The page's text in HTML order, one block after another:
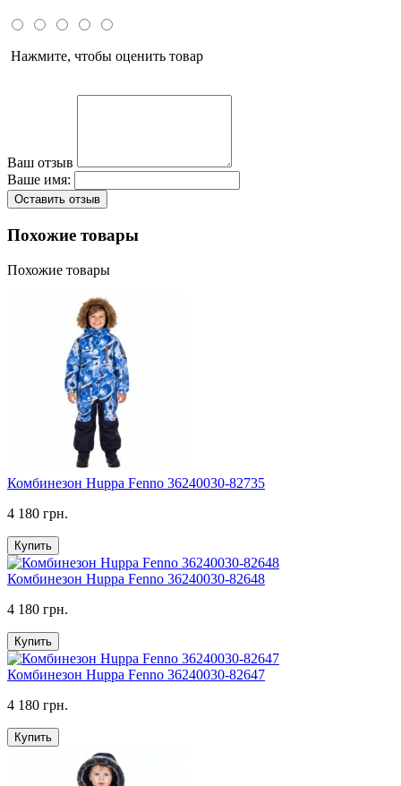
Нажмите, чтобы оценить товар
Ваш отзыв
Ваше имя:
Оставить отзыв
Похожие товары
Похожие товары
Комбинезон Huppa Fenno 36240030-82735
4 180 грн.
Купить
Комбинезон Huppa Fenno 36240030-82648
4 180 грн.
Купить
Комбинезон Huppa Fenno 36240030-82647
4 180 грн.
Купить